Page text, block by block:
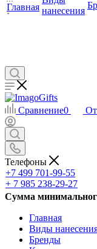
Главная нанесения
Сравнение0
Телефоны
+7 499 701-99-55
+ 7 985 238-29-27
Сумма
Главная
Виды
Бренды